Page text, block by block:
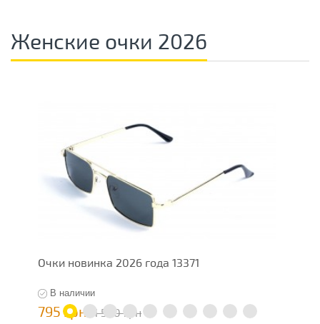
Женские очки 2026
Очки новинка 2026 года 13371
В наличии
795 грн 1 590 грн